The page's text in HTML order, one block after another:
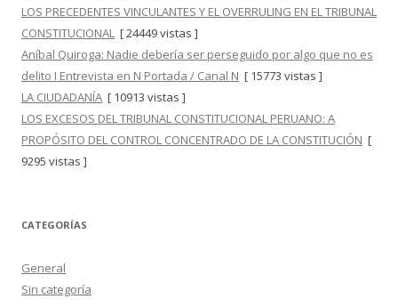
LOS PRECEDENTES VINCULANTES Y EL OVERRULING EN EL TRIBUNAL
CONSTITUCIONAL [ 24449 vistas ]
Aníbal Quiroga: Nadie debería ser perseguido por algo que no es
delito I Entrevista en N Portada / Canal N [ 15773 vistas ]
LA CIUDADANÍA [ 10913 vistas ]
LOS EXCESOS DEL TRIBUNAL CONSTITUCIONAL PERUANO: A
PROPÓSITO DEL CONTROL CONCENTRADO DE LA CONSTITUCIÓN [
9295 vistas ]
CATEGORÍAS
General
Sin categoría